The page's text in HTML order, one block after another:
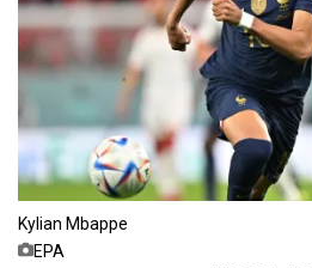
Kylian Mbappe
EPA